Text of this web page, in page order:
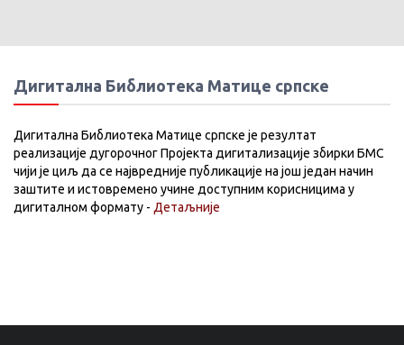
Дигитална Библиотека Матице српске
Дигитална Библиотека Матице српске је резултат
реализације дугорочног Пројекта дигитализације збирки БМС
чији је циљ да се највредније публикације на још један начин
заштите и истовремено учине доступним корисницима у
дигиталном формату - Детаљније